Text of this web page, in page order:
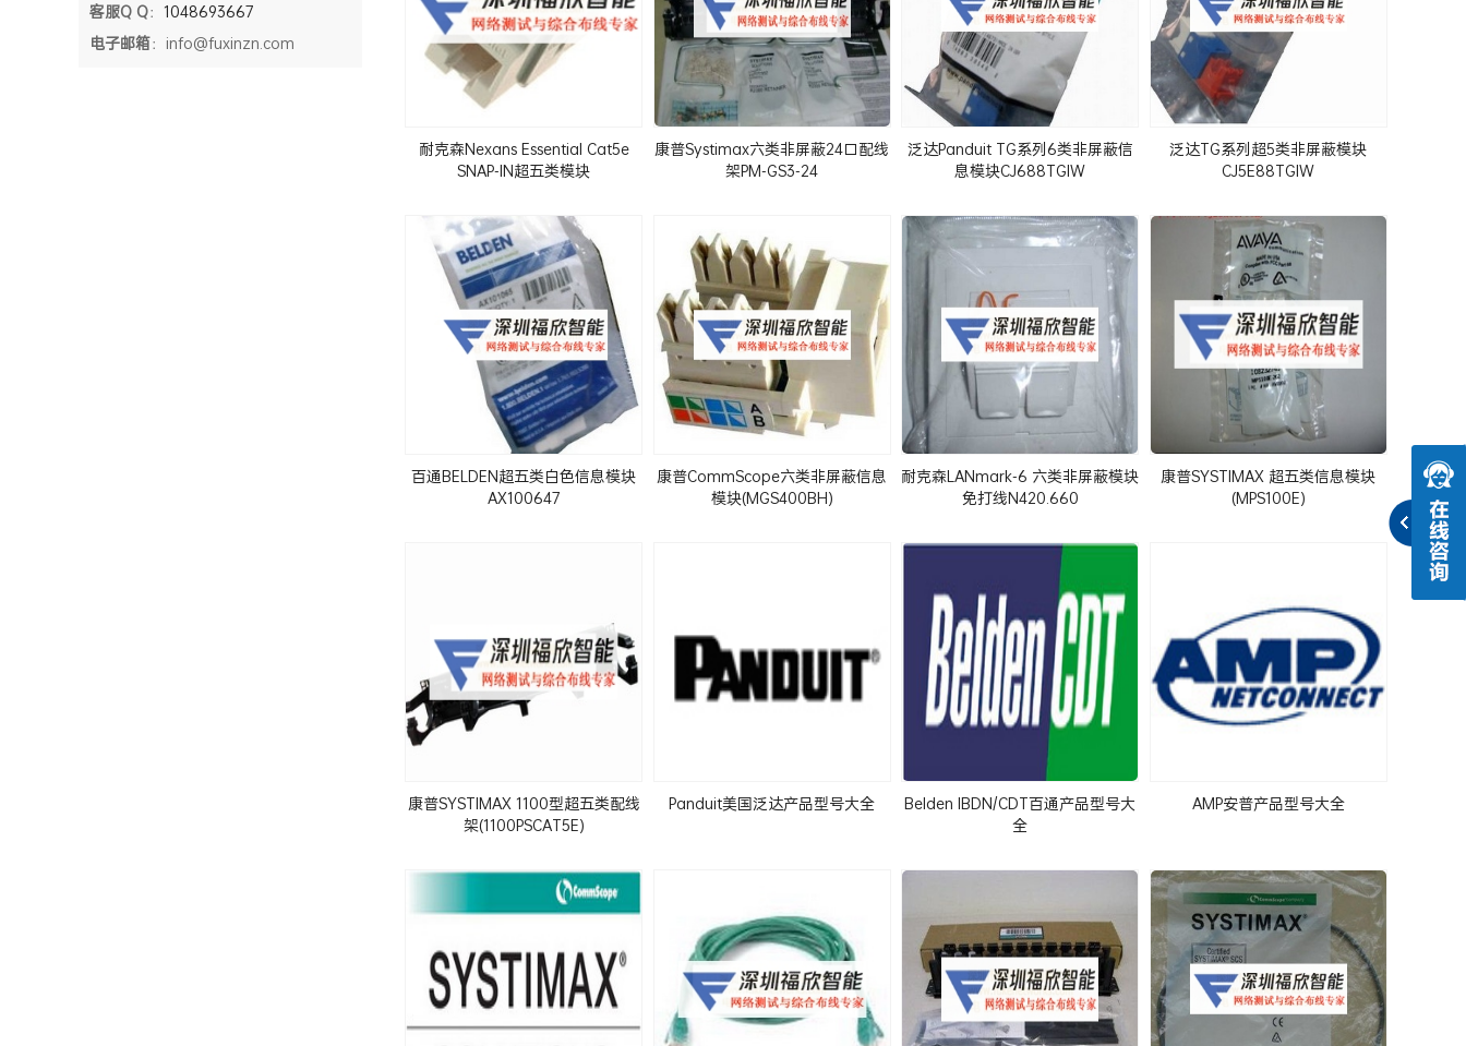
耐克森Nexans Essential Cat5e
SNAP-IN超五类模块
康普Systimax六类非屏蔽24口配线
架PM-GS3-24
泛达Panduit TG系列6类非屏蔽信
息模块CJ688TGIW
泛达TG系列超5类非屏蔽模块
CJ5E88TGIW
百通BELDEN超五类白色信息模块
AX100647
康普CommScope六类非屏蔽信息
模块(MGS400BH)
耐克森LANmark-6 六类非屏蔽模块
免打线N420.660
康普SYSTIMAX 超五类信息模块
(MPS100E)
康普SYSTIMAX 1100型超五类配线
架(1100PSCAT5E)
Panduit美国泛达产品型号大全
Belden IBDN/CDT百通产品型号大
全
AMP安普产品型号大全
客服Q Q： 1048693667
电子邮箱：info@fuxinzn.com